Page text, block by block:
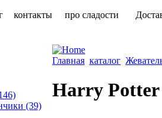
контакты про сладости
(39)
Главная каталог
Harry Potter